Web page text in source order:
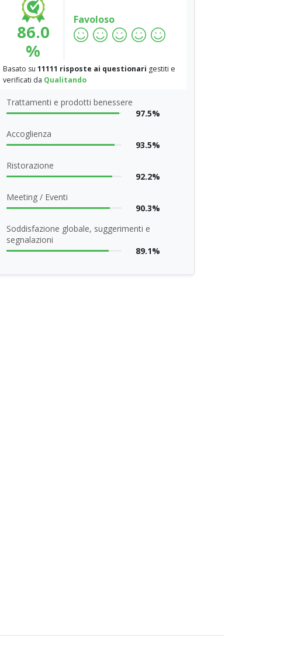
86.0
%
Favoloso
Basato su 11111 risposte ai questionari gestiti e
verificati da Qualitando
Trattamenti e prodotti benessere
97.5%
Accoglienza
93.5%
Ristorazione
92.2%
Meeting / Eventi
90.3%
Soddisfazione globale, suggerimenti e
segnalazioni
89.1%